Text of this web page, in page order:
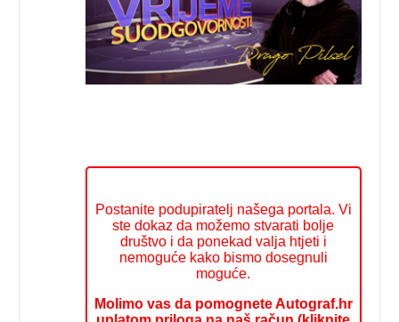
Postanite podupiratelj našega portala. Vi
ste dokaz da možemo stvarati bolje
društvo i da ponekad valja htjeti i
nemoguće kako bismo dosegnuli
moguće.
Molimo vas da pomognete Autograf.hr